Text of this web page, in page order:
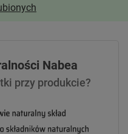
Nabea
przy produkcie?